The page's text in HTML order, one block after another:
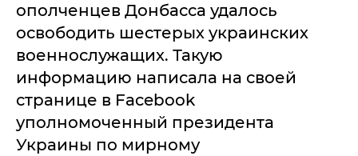
ополченцев Донбасса удалось
освободить шестерых украинских
военнослужащих. Такую
информацию написала на своей
странице в Facebook
уполномоченный президента
Украины по мирному